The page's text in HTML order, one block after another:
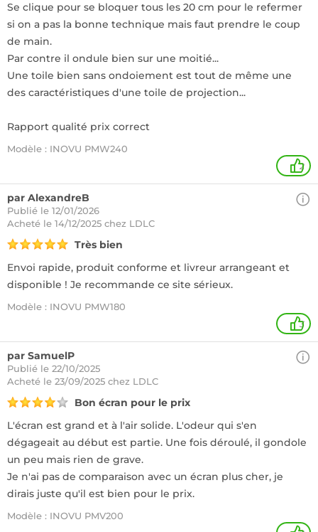
Se clique pour se bloquer tous les 20 cm pour le refermer
si on a pas la bonne technique mais faut prendre le coup
de main.
Par contre il ondule bien sur une moitié...
Une toile bien sans ondoiement est tout de même une
des caractéristiques d'une toile de projection...
Rapport qualité prix correct
Modèle : INOVU PMW240
2
par AlexandreB
Publié le 12/01/2026
Acheté le 14/12/2025 chez LDLC
Très bien
Envoi rapide, produit conforme et livreur arrangeant et
disponible ! Je recommande ce site sérieux.
Modèle : INOVU PMW180
3
par SamuelP
Publié le 22/10/2025
Acheté le 23/09/2025 chez LDLC
Bon écran pour le prix
L'écran est grand et à l'air solide. L'odeur qui s'en
dégageait au début est partie. Une fois déroulé, il gondole
un peu mais rien de grave.
Je n'ai pas de comparaison avec un écran plus cher, je
dirais juste qu'il est bien pour le prix.
Modèle : INOVU PMV200